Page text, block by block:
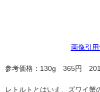
画像引
参考価格：130g 365円
レトルトとはいえ、ズワイ蟹